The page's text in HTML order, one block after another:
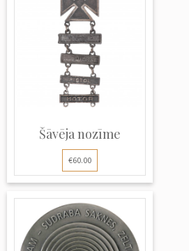
Šāvēja nozīme
€60.00